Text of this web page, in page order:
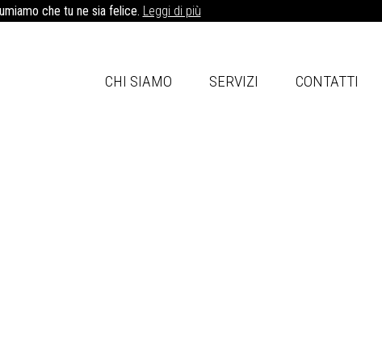
che tu ne sia felice. Leggi di più
CHI SIAMO SERVIZI CONTATTI